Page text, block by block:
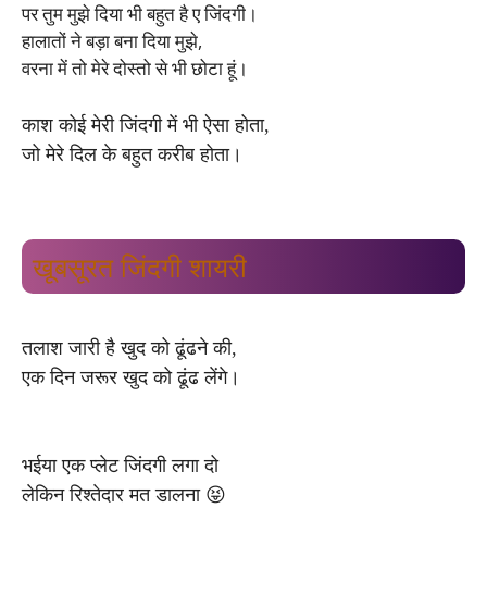
पर तुम मुझे दिया भी बहुत है ए जिंदगी।
हालातों ने बड़ा बना दिया मुझे,
वरना में तो मेरे दोस्तो से भी छोटा हूं।
काश कोई मेरी जिंदगी में भी ऐसा होता,
जो मेरे दिल के बहुत करीब होता।
खूबसूरत जिंदगी शायरी
तलाश जारी है खुद को ढूंढने की,
एक दिन जरूर खुद को ढूंढ लेंगे।
भईया एक प्लेट जिंदगी लगा दो
लेकिन रिश्तेदार मत डालना 😝